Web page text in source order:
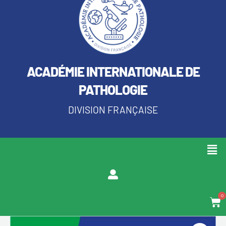
ACADÉMIE INTERNATIONALE DE
PATHOLOGIE
DIVISION FRANÇAISE
0